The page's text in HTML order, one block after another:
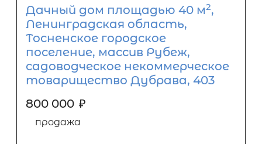
Дачный дом площадью 40 м2,
Ленинградская область,
Тосненское городское
поселение, массив Рубеж,
садоводческое некоммерческое
товарищество Дубрава, 403
800 000 ₽
продажа